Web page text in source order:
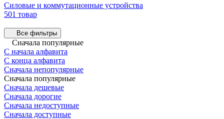
Силовые и коммутационные устройства
501 товар
Все фильтры
Сначала популярные
С начала алфавита
С конца алфавита
Сначала непопулярные
Сначала популярные
Сначала дешевые
Сначала дорогие
Сначала недоступные
Сначала доступные